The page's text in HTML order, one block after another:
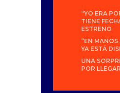
“YO ERA
TIENE
ESTRENO
“EN MANOS
YA ESTÁ
UNA
POR LLEGAR